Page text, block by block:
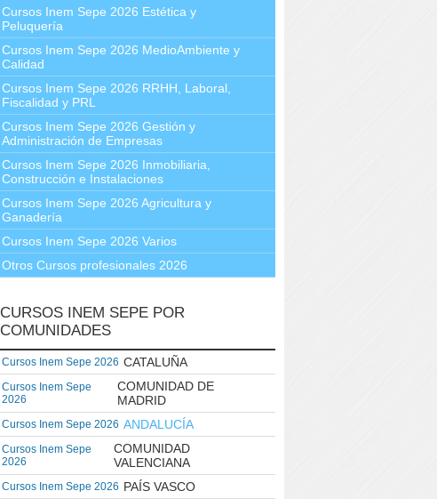
Cursos Inem Sepe 2026 Estética y
Peluquería
Cursos Inem Sepe 2026 MedioAmbiente y
Calidad
Cursos Inem Sepe 2026 RRHH, Laboral,
Fiscalidad y PRL
Cursos Inem Sepe 2026 Gestión y
Administración de Empresas
Cursos Inem Sepe 2026 Inmobiliaria,
Construcción e Instalaciones
Cursos Inem Sepe 2026 Agricultura y
Ganadería
Cursos Inem Sepe 2026 Varios
Otros Cursos profesionales 2026
CURSOS INEM SEPE POR
COMUNIDADES
Cursos Inem Sepe 2026 CATALUÑA
Cursos Inem Sepe
2026
COMUNIDAD DE
MADRID
Cursos Inem Sepe 2026 ANDALUCÍA
Cursos Inem Sepe
2026
COMUNIDAD
VALENCIANA
Cursos Inem Sepe 2026 PAÍS VASCO